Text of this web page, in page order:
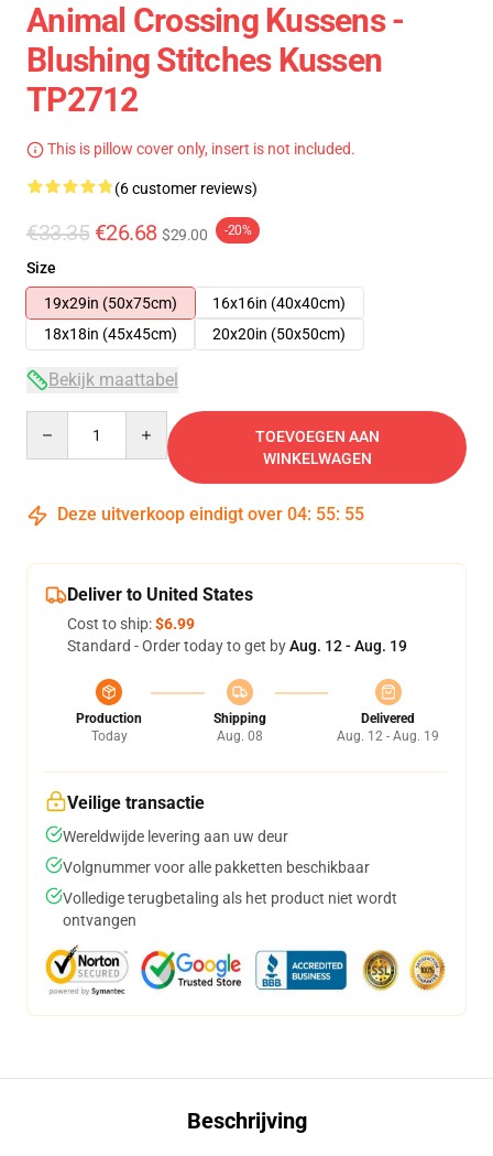
Animal Crossing Kussens -
Blushing Stitches Kussen
TP2712
This is pillow cover only, insert is not included.
(6 customer reviews)
€33.35 €26.68 $29.00 -20%
Size
19x29in (50x75cm)
16x16in (40x40cm)
18x18in (45x45cm)
20x20in (50x50cm)
Bekijk maattabel
TOEVOEGEN AAN
WINKELWAGEN
Deze uitverkoop eindigt over 04: 55: 54
Deliver to United States
Cost to ship:$6.99
Standard - Order today to get byAug. 12 - Aug. 19
Production
Today
Shipping
Aug. 08
Delivered
Aug. 12 - Aug. 19
Veilige transactie
Wereldwijde levering aan uw deur
Volgnummer voor alle pakketten beschikbaar
Volledige terugbetaling als het product niet wordt
ontvangen
Beschrijving